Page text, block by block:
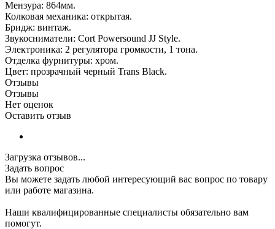
Мензура: 864мм.
Колковая механика: открытая.
Бридж: винтаж.
Звукосниматели: Cort Powersound JJ Style.
Электроника: 2 регулятора громкости, 1 тона.
Отделка фурнитуры: хром.
Цвет: прозрачный черный Trans Black.
Отзывы
Отзывы
Нет оценок
Оставить отзыв
Загрузка отзывов...
Задать вопрос
Вы можете задать любой интересующий вас вопрос по товару
или работе магазина.
Наши квалифицированные специалисты обязательно вам
помогут.